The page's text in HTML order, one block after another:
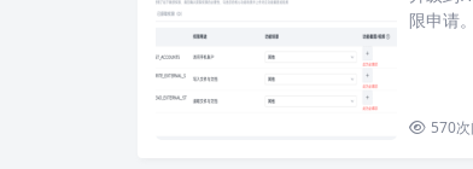
限申请。
570